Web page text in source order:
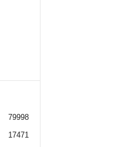
79998
17471